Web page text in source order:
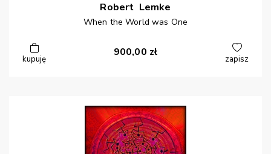
Robert Lemke
When the World was One
kupuję
900,00 zł
zapisz